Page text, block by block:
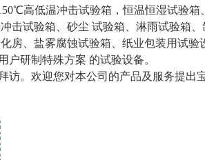
高低温冲击试验箱，恒温恒湿试验箱
击试验箱、砂尘 试验箱、淋雨试验箱
房、盐雾腐蚀试验箱、纸业包装用试验
研制特殊方案 的试验设备。
访。欢迎您对本公司的产品及服务提出